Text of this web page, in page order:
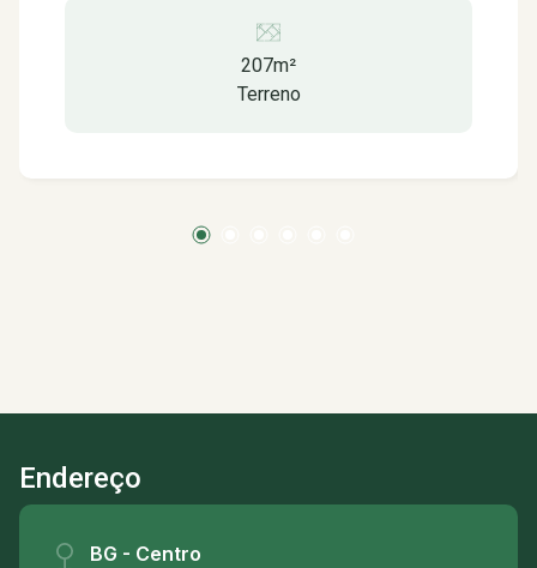
potencial de desenvolvimento e fácil acesso,
esta propriedade oferece inúmeras
possibilidades para construção e valorização.
207m²
Terreno
Endereço
BG - Centro